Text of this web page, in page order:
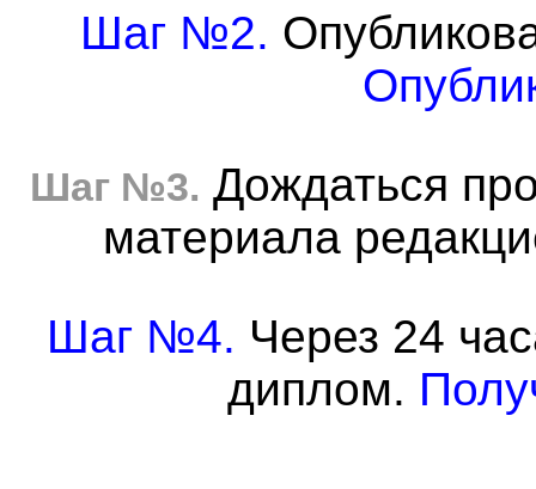
Шаг №2.
Шаг №3. Дождаться
материала
Шаг №4. Через 24
диплом.